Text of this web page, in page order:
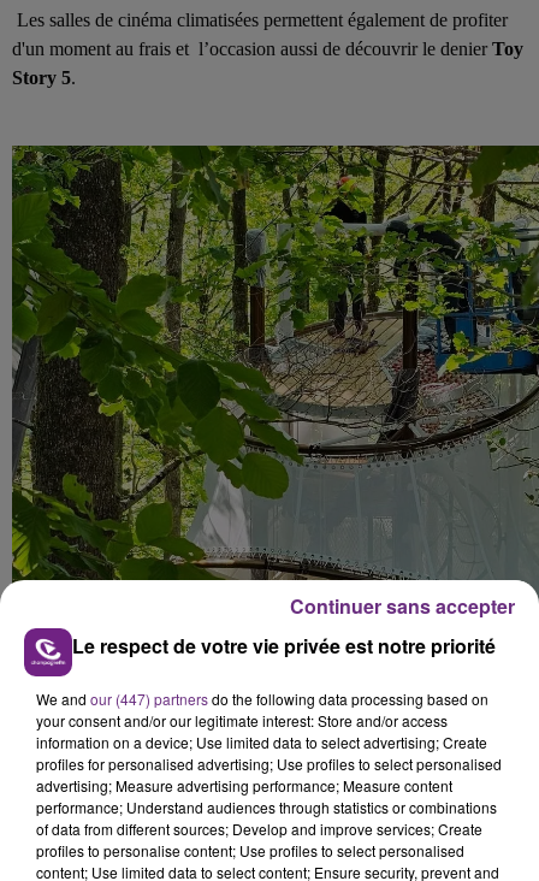
Les salles de cinéma climatisées permettent également de profiter
d'un moment au frais et l’occasion aussi de découvrir le denier Toy
Story 5.
Le respect de votre vie privée est notre priorité
We and our (447) partnersdo the following data processing based on
your consent and/or our legitimate interest: Store and/or access
information on a device; Use limited data to select advertising; Create
profiles for personalised advertising; Use profiles to select personalised
advertising; Measure advertising performance; Measure content
performance; Understand audiences through statistics or combinations
of data from different sources; Develop and improve services; Create
profiles to personalise content; Use profiles to select personalised
content; Use limited data to select content; Ensure security, prevent and
Continuer sans accepter